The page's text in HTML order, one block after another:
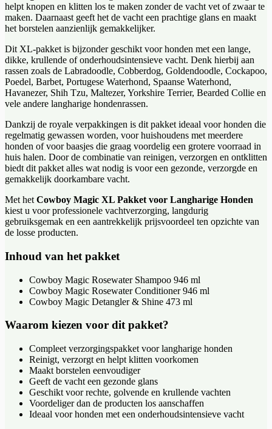
helpt knopen en klitten los te maken zonder de vacht vet of zwaar te
maken. Daarnaast geeft het de vacht een prachtige glans en maakt
het borstelen aanzienlijk gemakkelijker.
Dit XL-pakket is bijzonder geschikt voor honden met een lange,
dikke, krullende of onderhoudsintensieve vacht. Denk hierbij aan
rassen zoals de Labradoodle, Cobberdog, Goldendoodle, Cockapoo,
Poedel, Barbet, Portugese Waterhond, Spaanse Waterhond,
Havanezer, Shih Tzu, Maltezer, Yorkshire Terrier, Bearded Collie en
vele andere langharige hondenrassen.
Dankzij de royale verpakkingen is dit pakket ideaal voor honden die
regelmatig gewassen worden, voor huishoudens met meerdere
honden of voor baasjes die graag voordelig een grotere voorraad in
huis halen. Door de combinatie van reinigen, verzorgen en ontklitten
biedt dit pakket alles wat nodig is voor een gezonde, verzorgde en
gemakkelijk doorkambare vacht.
Met het Cowboy Magic XL Pakket voor Langharige Honden
kiest u voor professionele vachtverzorging, langdurig
gebruiksgemak en een aantrekkelijk prijsvoordeel ten opzichte van
de losse producten.
Inhoud van het pakket
Cowboy Magic Rosewater Shampoo 946 ml
Cowboy Magic Rosewater Conditioner 946 ml
Cowboy Magic Detangler & Shine 473 ml
Waarom kiezen voor dit pakket?
Compleet verzorgingspakket voor langharige honden
Reinigt, verzorgt en helpt klitten voorkomen
Maakt borstelen eenvoudiger
Geeft de vacht een gezonde glans
Geschikt voor rechte, golvende en krullende vachten
Voordeliger dan de producten los aanschaffen
Ideaal voor honden met een onderhoudsintensieve vacht